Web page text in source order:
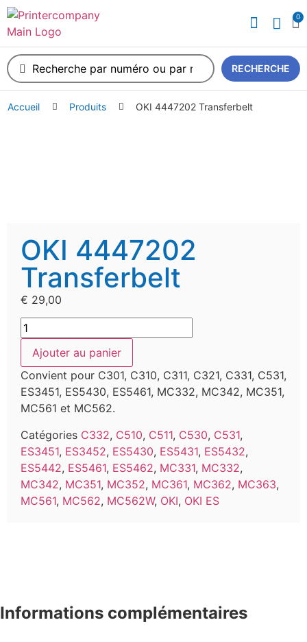
0
RECHERCHE
Accueil Produits OKI 4447202 Transferbelt
OKI 4447202
Transferbelt
€ 29,00
Ajouter au panier
Convient pour C301, C310, C311, C321, C331, C531,
ES3451, ES5430, ES5461, MC332, MC342, MC351,
MC561 et MC562.
Catégories C332, C510, C511, C530, C531,
ES3451, ES3452, ES5430, ES5431, ES5432,
ES5442, ES5461, ES5462, MC331, MC332,
MC342, MC351, MC352, MC361, MC362, MC363,
MC561, MC562, MC562W, OKI, OKI ES
Informations complémentaires